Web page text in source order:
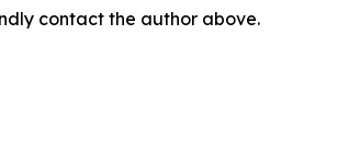
contact the author above.